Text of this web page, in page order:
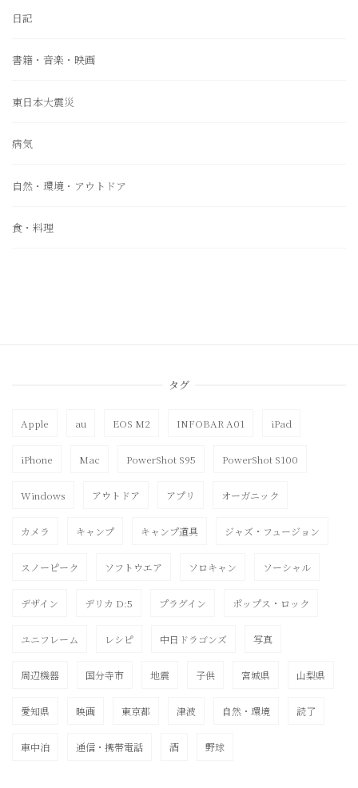
日記
書籍・音楽・映画
東日本大震災
病気
自然・環境・アウトドア
食・料理
タグ
Apple au EOS M2 INFOBAR A01 iPad
iPhone Mac PowerShot S95 PowerShot S100
Windows アウトドア アプリ オーガニック
カメラ キャンプ キャンプ道具 ジャズ・フュージョン
スノーピーク ソフトウエア ソロキャン ソーシャル
デザイン デリカ D:5 プラグイン ポップス・ロック
ユニフレーム レシピ 中日ドラゴンズ 写真
周辺機器 国分寺市 地震 子供 宮城県 山梨県
愛知県 映画 東京都 津波 自然・環境 読了
車中泊 通信・携帯電話 酒 野球